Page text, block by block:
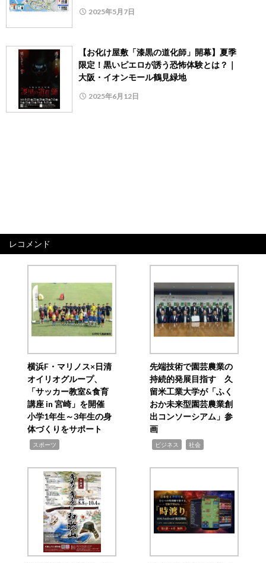
2025年5月7日
【お化け屋敷「漆黒の道化師」開幕】夏季
限定！黒いピエロが誘う恐怖体験とは？｜
大阪・イオンモール鶴見緑地
2025年6月12日
レコメンド
横浜F・マリノス×日清
オイリオグループ、
「サッカー教室&食育
講座 in 宮崎」を開催
小学1年生～3年生の身
体づくりをサポート
スポーツ
先端技術で園芸農業の
持続的発展目指す 久
留米工業大学が「ふく
おか未来型園芸農業創
出コンソーシアム」参
画
ビジネス 社会